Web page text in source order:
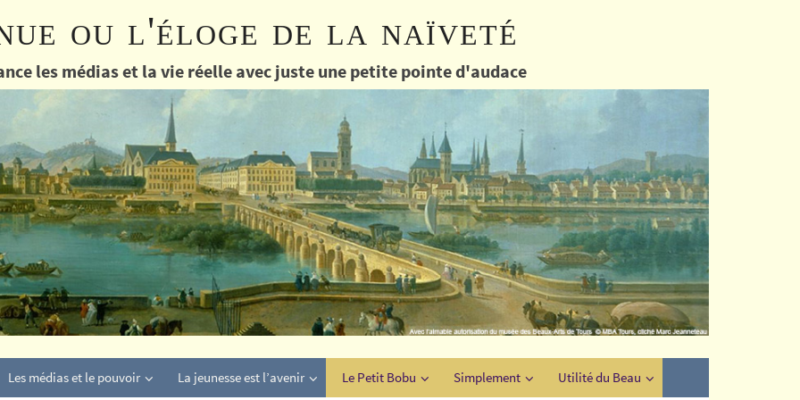
ou l'éloge de la naïveté
les médias et la vie réelle avec juste une petite pointe d'audace
Les médias et le pouvoir La jeunesse est l’avenir Le Petit Bobu Simplement Utilité du Beau